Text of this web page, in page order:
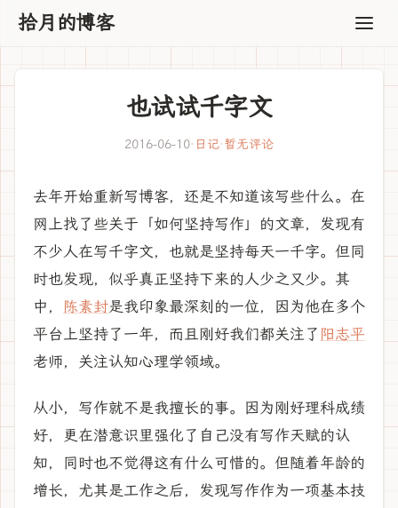
拾月的博客
也试试千字文
2016-06-10· 日记·暂无评论
去年开始重新写博客，还是不知道该写些什么。在
网上找了些关于「如何坚持写作」的文章，发现有
不少人在写千字文，也就是坚持每天一千字。但同
时也发现，似乎真正坚持下来的人少之又少。其
中， 陈素封是我印象最深刻的一位，因为他在多个
平台上坚持了一年，而且刚好我们都关注了 阳志平
老师，关注认知心理学领域。
从小，写作就不是我擅长的事。因为刚好理科成绩
好，更在潜意识里强化了自己没有写作天赋的认
知，同时也不觉得这有什么可惜的。但随着年龄的
增长，尤其是工作之后，发现写作作为一项基本技